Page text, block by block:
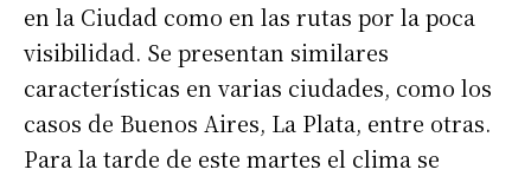
en la Ciudad como en las rutas por la poca
visibilidad. Se presentan similares
características en varias ciudades, como los
casos de Buenos Aires, La Plata, entre otras.
Para la tarde de este martes el clima se